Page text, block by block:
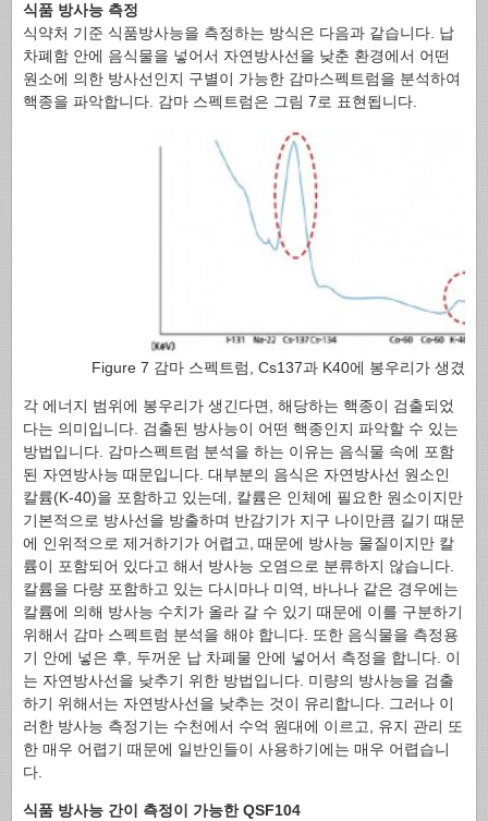
식품 방사능 측정
식약처 기준 식품방사능을 측정하는 방식은 다음과 같습니다. 납
차폐함 안에 음식물을 넣어서 자연방사선을 낮춘 환경에서 어떤
원소에 의한 방사선인지 구별이 가능한 감마스펙트럼을 분석하여
핵종을 파악합니다. 감마 스펙트럼은 그림 7로 표현됩니다.
Figure 7 감마 스펙트럼, Cs137과 K40에 봉우리가 생겼으
각 에너지 범위에 봉우리가 생긴다면, 해당하는 핵종이 검출되었
다는 의미입니다. 검출된 방사능이 어떤 핵종인지 파악할 수 있는
방법입니다. 감마스펙트럼 분석을 하는 이유는 음식물 속에 포함
된 자연방사능 때문입니다. 대부분의 음식은 자연방사선 원소인
칼륨(K-40)을 포함하고 있는데, 칼륨은 인체에 필요한 원소이지만
기본적으로 방사선을 방출하며 반감기가 지구 나이만큼 길기 때문
에 인위적으로 제거하기가 어렵고, 때문에 방사능 물질이지만 칼
륨이 포함되어 있다고 해서 방사능 오염으로 분류하지 않습니다.
칼륨을 다량 포함하고 있는 다시마나 미역, 바나나 같은 경우에는
칼륨에 의해 방사능 수치가 올라 갈 수 있기 때문에 이를 구분하기
위해서 감마 스펙트럼 분석을 해야 합니다. 또한 음식물을 측정용
기 안에 넣은 후, 두꺼운 납 차폐물 안에 넣어서 측정을 합니다. 이
는 자연방사선을 낮추기 위한 방법입니다. 미량의 방사능을 검출
하기 위해서는 자연방사선을 낮추는 것이 유리합니다. 그러나 이
러한 방사능 측정기는 수천에서 수억 원대에 이르고, 유지 관리 또
한 매우 어렵기 때문에 일반인들이 사용하기에는 매우 어렵습니
다.
식품 방사능 간이 측정이 가능한 QSF104